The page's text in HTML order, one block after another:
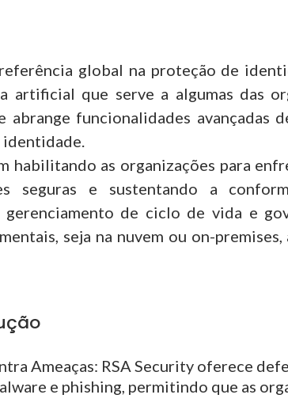
global na proteção de
artificial que serve a algumas das
abrange funcionalidades avançadas
identidade.
habilitando as organizações para
seguras e sustentando a
gerenciamento de ciclo de vida e
seja na nuvem ou on-
Ameaças: RSA Security oferece
e phishing, permitindo que as